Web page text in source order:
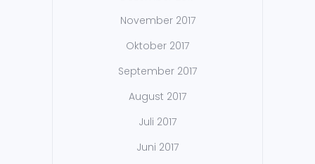
November 2017
Oktober 2017
September 2017
August 2017
Juli 2017
Juni 2017